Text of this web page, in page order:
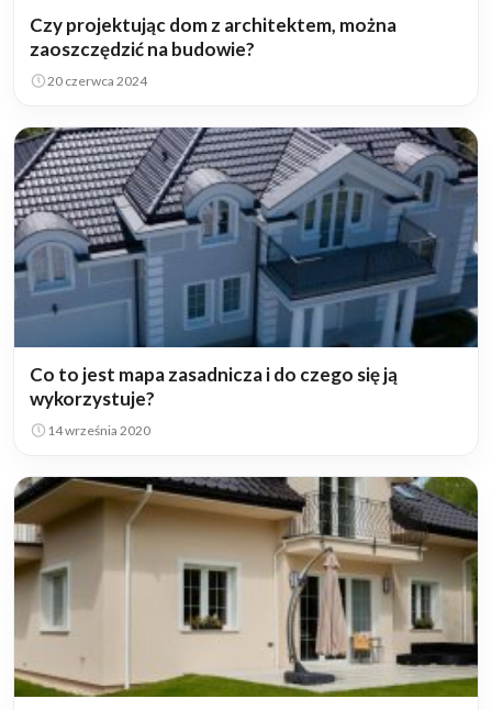
Czy projektując dom z architektem, można
zaoszczędzić na budowie?
20 czerwca 2024
Co to jest mapa zasadnicza i do czego się ją
wykorzystuje?
14 września 2020